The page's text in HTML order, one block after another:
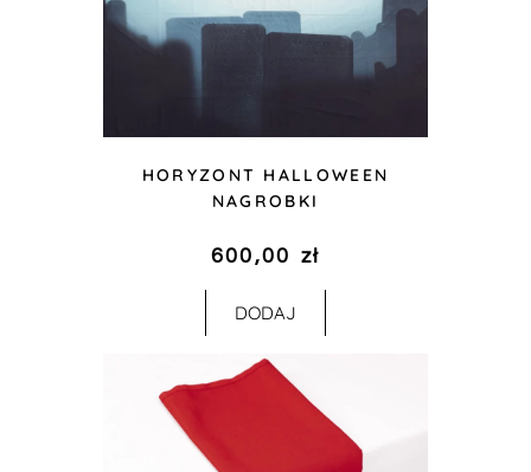
HORYZONT HALLOWEEN
NAGROBKI
600,00 zł
DODAJ